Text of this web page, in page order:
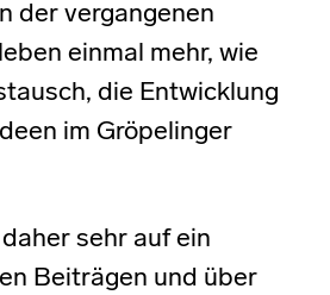
der vergangenen
einmal mehr, wie
die Entwicklung
im Gröpelinger
sehr auf ein
Beiträgen und über